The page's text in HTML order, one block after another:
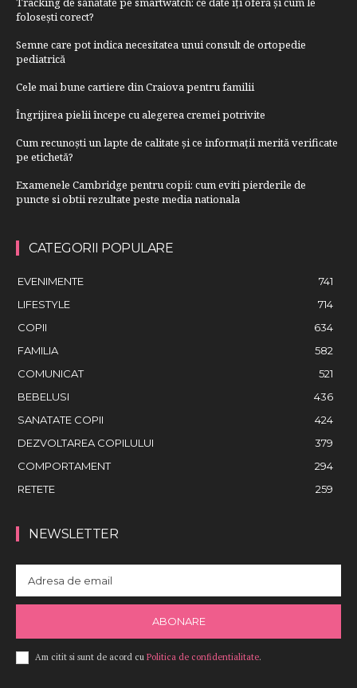
folosești corect?
Semne care pot indica necesitatea unui consult de ortopedie
pediatrică
Cele mai bune cartiere din Craiova pentru familii
Îngrijirea pielii începe cu alegerea cremei potrivite
Cum recunoști un lapte de calitate și ce informații merită verificate
pe etichetă?
Examenele Cambridge pentru copii: cum eviti pierderile de
puncte si obtii rezultate peste media nationala
CATEGORII POPULARE
EVENIMENTE
741
LIFESTYLE
714
COPII
634
FAMILIA
582
COMUNICAT
521
BEBELUSI
436
SANATATE COPII
424
DEZVOLTAREA COPILULUI
379
COMPORTAMENT
294
RETETE
259
NEWSLETTER
ABONARE
Am citit si sunt de acord cu Politica de confidentialitate.